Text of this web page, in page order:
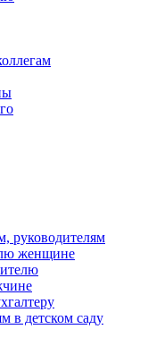
руководителям
женщине
в детском саду